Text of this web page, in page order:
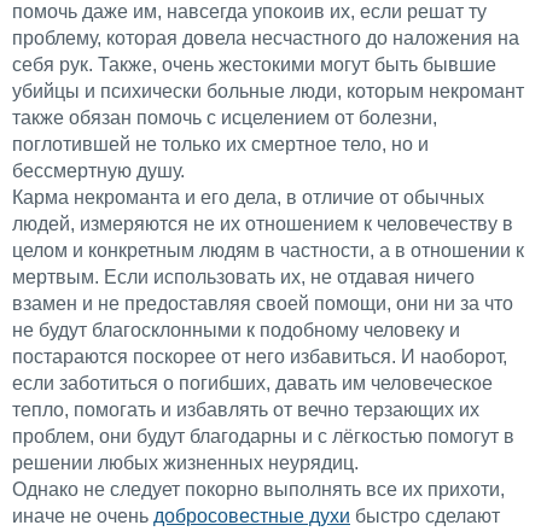
помочь даже им, навсегда упокоив их, если решат ту
проблему, которая довела несчастного до наложения на
себя рук. Также, очень жестокими могут быть бывшие
убийцы и психически больные люди, которым некромант
также обязан помочь с исцелением от болезни,
поглотившей не только их смертное тело, но и
бессмертную душу.
Карма некроманта и его дела, в отличие от обычных
людей, измеряются не их отношением к человечеству в
целом и конкретным людям в частности, а в отношении к
мертвым. Если использовать их, не отдавая ничего
взамен и не предоставляя своей помощи, они ни за что
не будут благосклонными к подобному человеку и
постараются поскорее от него избавиться. И наоборот,
если заботиться о погибших, давать им человеческое
тепло, помогать и избавлять от вечно терзающих их
проблем, они будут благодарны и с лёгкостью помогут в
решении любых жизненных неурядиц.
Однако не следует покорно выполнять все их прихоти,
иначе не очень добросовестные духи быстро сделают